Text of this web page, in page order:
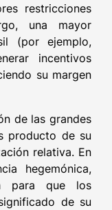
restricciones
una mayor
(por ejemplo,
incentivos
su margen
de las grandes
producto de su
relativa. En
hegemónica,
para que los
de su